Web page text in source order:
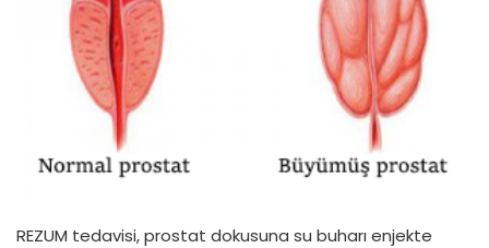
REZUM tedavisi, prostat dokusuna su buharı enjekte